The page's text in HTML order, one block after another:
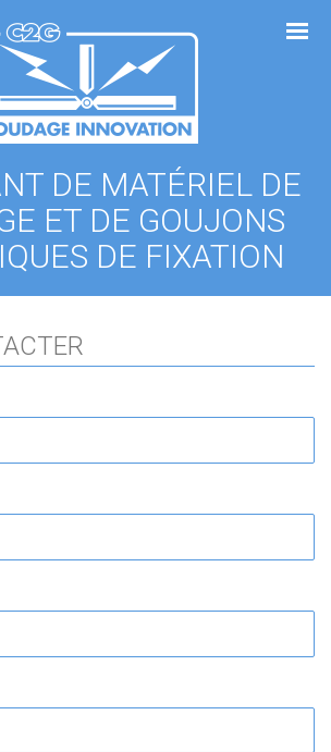
DE MATÉRIEL DE
ET DE GOUJONS
DE FIXATION